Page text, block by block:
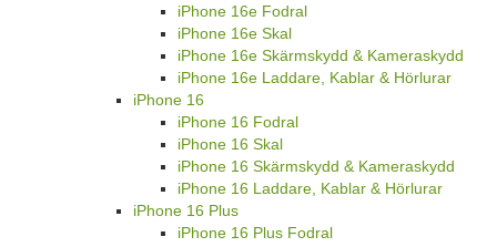
iPhone 16e Fodral
iPhone 16e Skal
iPhone 16e Skärmskydd & Kameraskydd
iPhone 16e Laddare, Kablar & Hörlurar
iPhone 16
iPhone 16 Fodral
iPhone 16 Skal
iPhone 16 Skärmskydd & Kameraskydd
iPhone 16 Laddare, Kablar & Hörlurar
iPhone 16 Plus
iPhone 16 Plus Fodral